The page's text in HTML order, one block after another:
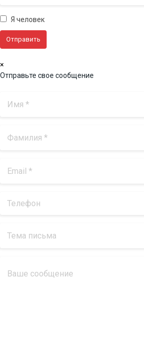
Я человек
×
Отправьте свое сообщение